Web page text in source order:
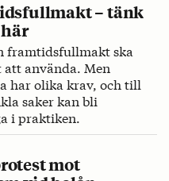
– tänk
framtidsfullmakt ska
använda. Men
har olika krav, och till
saker kan bli
i praktiken.
mot